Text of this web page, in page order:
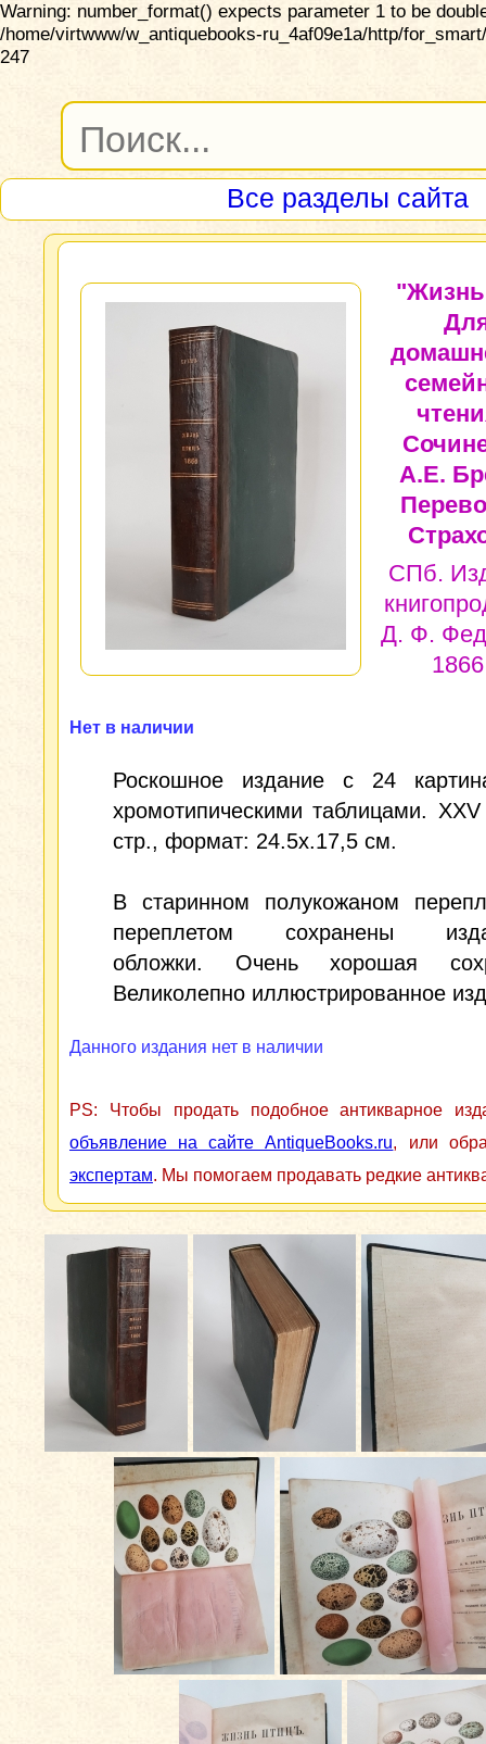
Warning: number_format() expects parameter 1 to be
/home/virtwww/w_antiquebooks-ru_4af09e1a/http/
247
Все разделы сайта
А.Е.
СПб.
Д. Ф.
1866
Нет в наличии
Роскошное издание с 24
хромотипическими таблицами.
стр., формат: 24.5x.17,5 см.
В старинном полукожаном
переплетом сохранены
обложки. Очень хорошая
Великолепно иллюстрированное
Данного издания нет в наличии
PS: Чтобы продать подобное антикварное
объявление на сайте AntiqueBooks.ru, или
экспертам. Мы помогаем продавать редкие